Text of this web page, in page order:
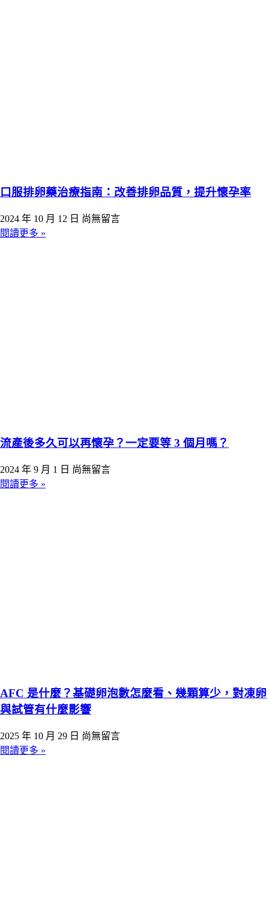
口服排卵藥治療指南：改善排卵品質，提升懷孕率
2024 年 10 月 12 日 尚無留言
閱讀更多 »
流產後多久可以再懷孕？一定要等 3 個月嗎？
2024 年 9 月 1 日 尚無留言
閱讀更多 »
AFC 是什麼？基礎卵泡數怎麼看、幾顆算少，對凍卵
與試管有什麼影響
2025 年 10 月 29 日 尚無留言
閱讀更多 »